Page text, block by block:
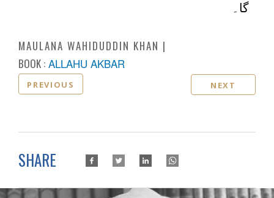
گا۔
MAULANA WAHIDUDDIN KHAN
BOOK : ALLAHU AKBAR
PREVIOUS NEXT
SHARE